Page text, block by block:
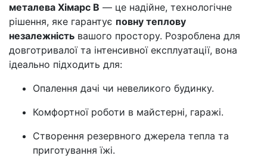
металева Хімарс В — це надійне, технологічне
рішення, яке гарантує повну теплову
незалежність вашого простору. Розроблена для
довготривалої та інтенсивної експлуатації, вона
ідеально підходить для:
Опалення дачі чи невеликого будинку.
Комфортної роботи в майстерні, гаражі.
Створення резервного джерела тепла та
приготування їжі.